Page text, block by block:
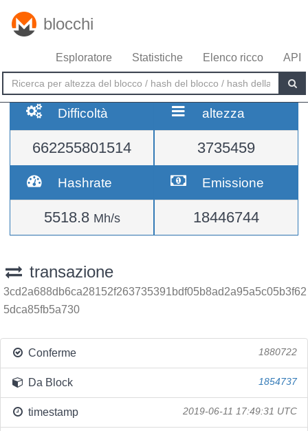
blocchi
Esploratore Statistiche Elenco ricco API
Difficoltà
662255801514
altezza
3735459
Hashrate
5518.8 Mh/s
Emissione
18446744
transazione
3cd2a688db6ca28152f263735391bdf05b8ad2a95a5c05b3f62
5dca85fb5a730
Conferme 1880722
Da Block 1854737
timestamp 2019-06-11 17:49:31 UTC